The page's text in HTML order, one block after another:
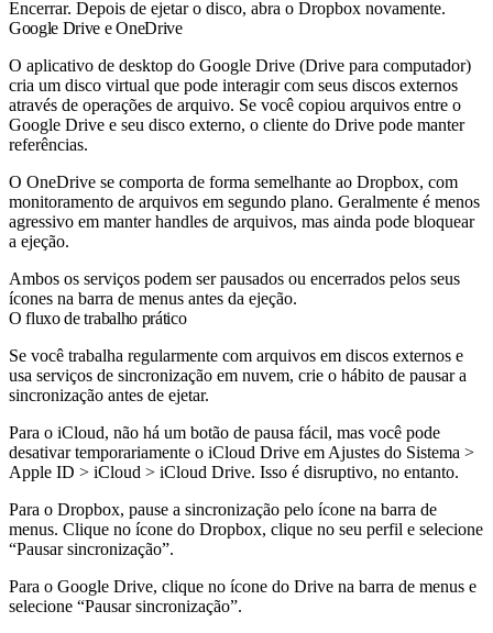
Encerrar. Depois de ejetar o disco, abra o Dropbox novamente.
Google Drive e OneDrive
O aplicativo de desktop do Google Drive (Drive para computador)
cria um disco virtual que pode interagir com seus discos externos
através de operações de arquivo. Se você copiou arquivos entre o
Google Drive e seu disco externo, o cliente do Drive pode manter
referências.
O OneDrive se comporta de forma semelhante ao Dropbox, com
monitoramento de arquivos em segundo plano. Geralmente é menos
agressivo em manter handles de arquivos, mas ainda pode bloquear
a ejeção.
Ambos os serviços podem ser pausados ou encerrados pelos seus
ícones na barra de menus antes da ejeção.
O fluxo de trabalho prático
Se você trabalha regularmente com arquivos em discos externos e
usa serviços de sincronização em nuvem, crie o hábito de pausar a
sincronização antes de ejetar.
Para o iCloud, não há um botão de pausa fácil, mas você pode
desativar temporariamente o iCloud Drive em Ajustes do Sistema >
Apple ID > iCloud > iCloud Drive. Isso é disruptivo, no entanto.
Para o Dropbox, pause a sincronização pelo ícone na barra de
menus. Clique no ícone do Dropbox, clique no seu perfil e selecione
“Pausar sincronização”.
Para o Google Drive, clique no ícone do Drive na barra de menus e
selecione “Pausar sincronização”.